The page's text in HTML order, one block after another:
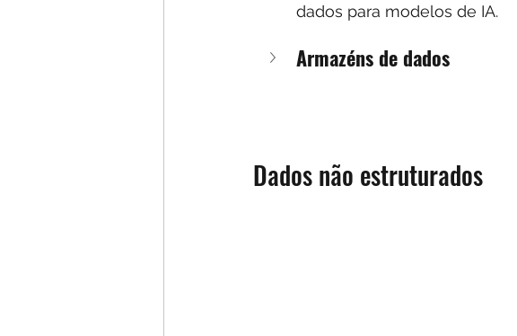
dados para modelos de IA.
Armazéns de dados
Dados não estruturados